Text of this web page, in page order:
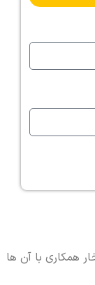
همکاری با آن ها